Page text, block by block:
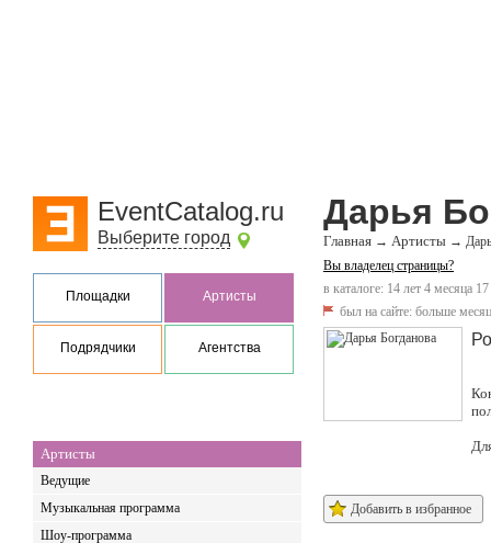
EventCatalog.ru
Выберите город
Площадки Артисты
Подрядчики Агентства
Артисты
Ведущие
Музыкальная программа
Шоу-программа
Дарья
Главная → Артисты →
Вы владелец страницы?
в каталоге: 14 лет 4 месяца
был на сайте: больше
Добавить в избранное